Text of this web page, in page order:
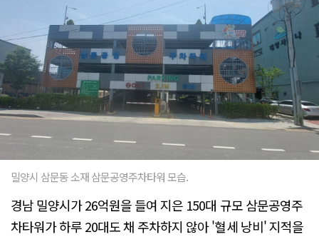
밀양시 삼문동 소재 삼문공영주차타워 모습.
경남 밀양시가 26억원을 들여 지은 150대 규모 삼문공영주
차타워가 하루 20대도 채 주차하지 않아 '혈세 낭비' 지적을